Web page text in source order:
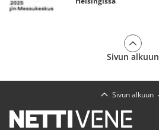
Sivun alkuun
Sivun alkuun